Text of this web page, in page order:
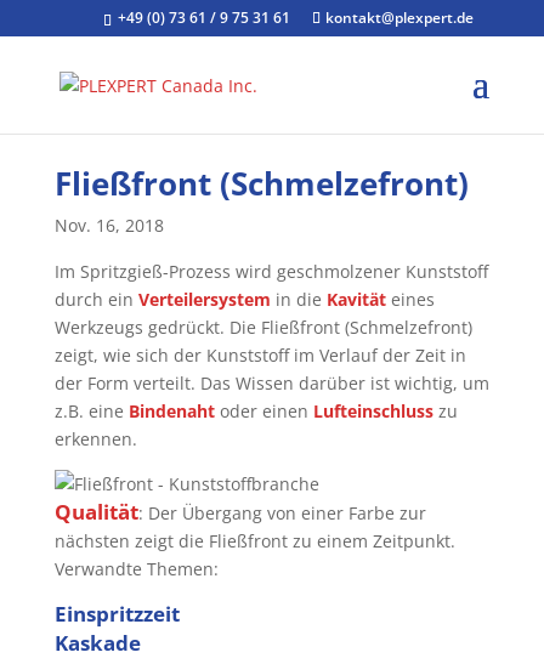
+49 (0) 73 61 / 9 75 31 61 kontakt@plexpert.de
Fließfront (Schmelzefront)
Nov. 16, 2018
Im Spritzgieß-Prozess wird geschmolzener Kunststoff
durch ein Verteilersystem in die Kavitäteines
Werkzeugs gedrückt. Die Fließfront (Schmelzefront)
zeigt, wie sich der Kunststoff im Verlauf der Zeit in
der Form verteilt. Das Wissen darüber ist wichtig, um
z.B. eine Bindenahtoder einen Lufteinschlusszu
erkennen.
Qualität: Der Übergang von einer Farbe zur
nächsten zeigt die Fließfront zu einem Zeitpunkt.
Verwandte Themen:
Einspritzzeit
Kaskade